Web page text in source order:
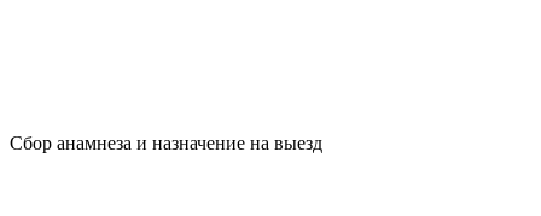
Сбор анамнеза и назначение на выезд